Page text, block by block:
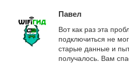
Павел
Вот как раз эта
подключиться не
старые данные и
получалось. Вам